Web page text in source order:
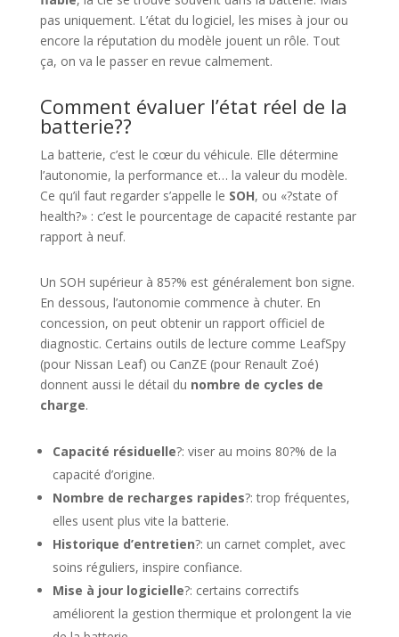
pas uniquement. L’état du logiciel, les mises à jour ou
encore la réputation du modèle jouent un rôle. Tout
ça, on va le passer en revue calmement.
Comment évaluer l’état réel de la
batterie??
La batterie, c’est le cœur du véhicule. Elle détermine
l’autonomie, la performance et… la valeur du modèle.
Ce qu’il faut regarder s’appelle le SOH, ou «?state of
health?» : c’est le pourcentage de capacité restante par
rapport à neuf.
Un SOH supérieur à 85?% est généralement bon signe.
En dessous, l’autonomie commence à chuter. En
concession, on peut obtenir un rapport officiel de
diagnostic. Certains outils de lecture comme LeafSpy
(pour Nissan Leaf) ou CanZE (pour Renault Zoé)
donnent aussi le détail du nombre de cycles de
charge.
Capacité résiduelle?: viser au moins 80?% de la
capacité d’origine.
Nombre de recharges rapides?: trop fréquentes,
elles usent plus vite la batterie.
Historique d’entretien?: un carnet complet, avec
soins réguliers, inspire confiance.
Mise à jour logicielle?: certains correctifs
améliorent la gestion thermique et prolongent la vie